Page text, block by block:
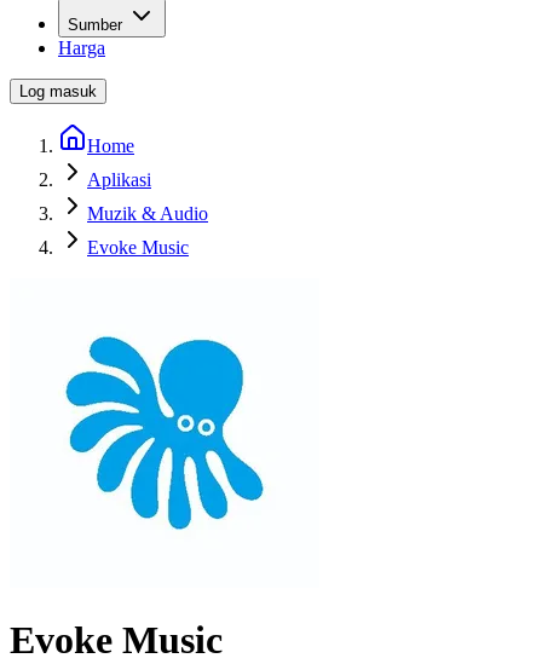
Sumber
Harga
Log masuk
Home
Aplikasi
Muzik & Audio
Evoke Music
Evoke Music